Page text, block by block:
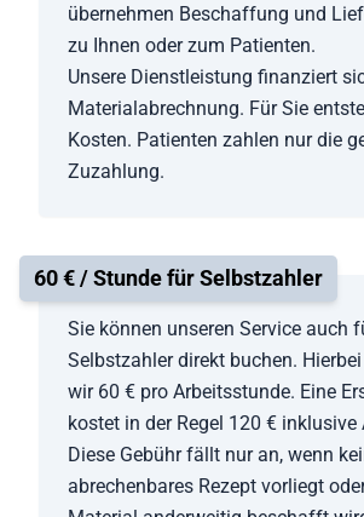
übernehmen Beschaffung und
zu Ihnen oder zum Patienten.
Unsere Dienstleistung finanziert
Materialabrechnung. Für Sie
Kosten. Patienten zahlen nur die
Zuzahlung.
60 € / Stunde für Selbstzahler
Sie können unseren Service auch
Selbstzahler direkt buchen.
wir 60 € pro Arbeitsstunde. Eine
kostet in der Regel 120 € inklusive
Diese Gebühr fällt nur an, wenn
abrechenbares Rezept vorliegt